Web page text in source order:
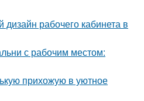
дизайн рабочего кабинета в
с рабочим местом:
прихожую в уютное